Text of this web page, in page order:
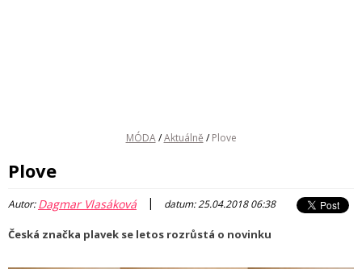
MÓDA / Aktuálně / Plove
Plove
Autor:Dagmar Vlasáková | datum: 25.04.2018 06:38
Česká značka plavek se letos rozrůstá o novinku